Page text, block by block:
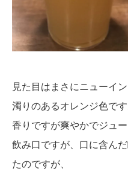
見た目はまさにニューイ
濁りのあるオレンジ色です
香りですが爽やかでジュ
飲み口ですが、口に含ん
たのですが、